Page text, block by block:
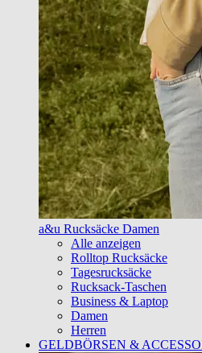
a&u Rucksäcke Damen
Alle anzeigen
Rolltop Rucksäcke
Tagesrucksäcke
Rucksack-Taschen
Business & Laptop
Damen
Herren
GELDBÖRSEN &